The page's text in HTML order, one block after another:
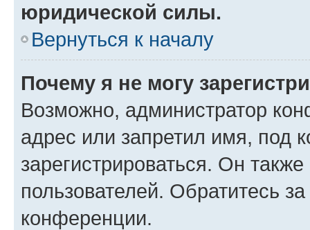
юридической силы.
Вернуться к началу
Почему я не могу
Возможно, администратор
адрес или запретил имя, под
зарегистрироваться. Он
пользователей. Обратитесь
конференции.